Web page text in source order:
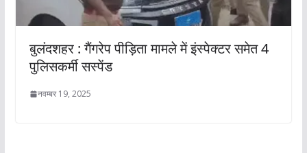
बुलंदशहर : गैंगरेप पीड़िता मामले में इंस्पेक्टर समेत 4
पुलिसकर्मी सस्पेंड
नवम्बर 19, 2025